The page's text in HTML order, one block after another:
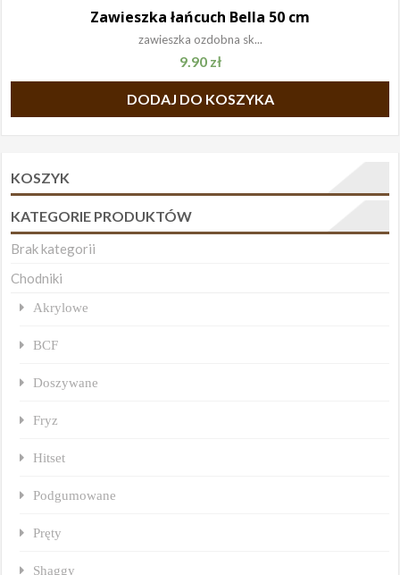
Zawieszka łańcuch Bella 50 cm
zawieszka ozdobna sk...
9.90 zł
DODAJ DO KOSZYKA
KOSZYK
KATEGORIE PRODUKTÓW
Brak kategorii
Chodniki
Akrylowe
BCF
Doszywane
Fryz
Hitset
Podgumowane
Pręty
Shaggy